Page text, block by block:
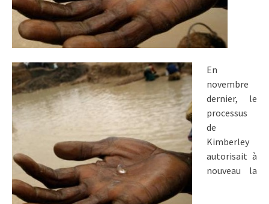
En
novembre
dernier, le
processus
de
Kimberley
autorisait à
nouveau la